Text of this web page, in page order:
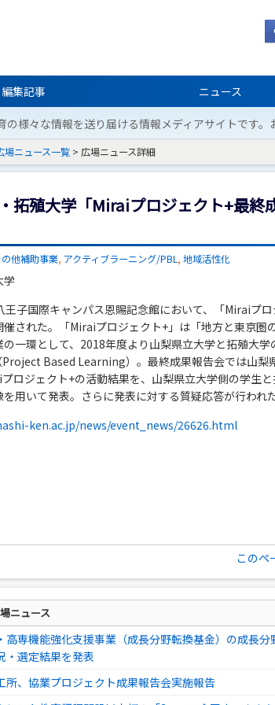
編集記事 ニュース
様々な情報を送り届ける情報メディアサイトです。
場ニュース一覧 > 広場ニュース詳細
拓殖大学「Miraiプロジェクト+最終
他補助事業, アクティブラーニング/PBL, 地域活性化
学
王子国際キャンパス恩賜記念館において、「Miraiプ
された。「Miraiプロジェクト+」は「地方と東京圏
一環として、2018年度より山梨県立大学と拓殖大学
Project Based Learning）。最終成果報告会では山梨
ロジェクト+の活動結果を、山梨県立大学側の学生
用いて発表。さらに発表に対する質疑応答が行われた
ken.ac.jp/news/event_news/26626.html
このペ
ニュース
高専機能強化支援事業（成長分野転換基金）の成長分
・選定結果を発表
、協業プロジェクト成果報告会実施報告